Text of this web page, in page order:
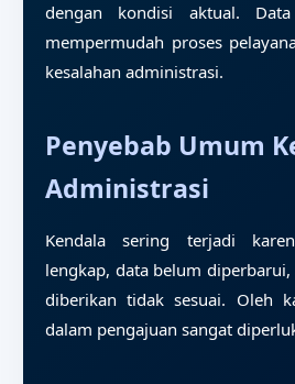
dengan kondisi aktual.
mempermudah proses
kesalahan administrasi.
Penyebab Umum
Administrasi
Kendala sering terjadi
lengkap, data belum
diberikan tidak sesuai. Oleh
dalam pengajuan sangat